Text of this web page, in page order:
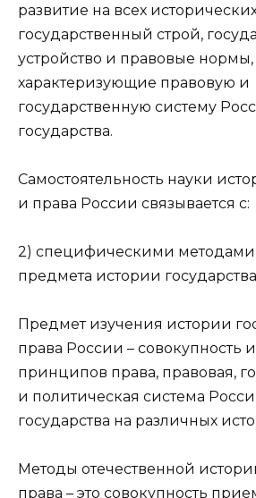
развитие на всех
государственный строй,
устройство и правовые нормы,
характеризующие правовую и
государственную систему
государства.
Самостоятельность науки
и права России связывается с:
2) специфическими методами
предмета истории
Предмет изучения истории
права России – совокупность
принципов права, правовая,
и политическая система
государства на различных
Методы отечественной
права – это совокупность